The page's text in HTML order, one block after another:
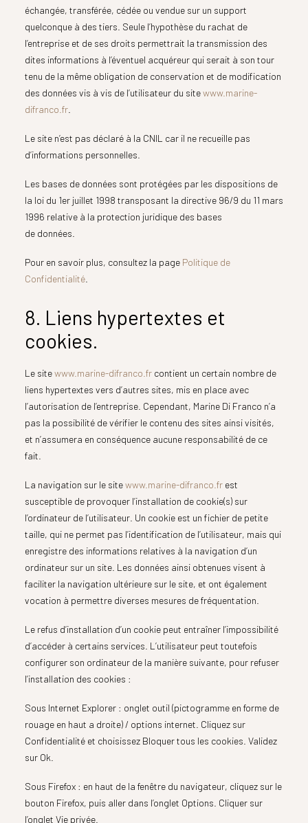
échangée, transférée, cédée ou vendue sur un support
quelconque à des tiers. Seule l’hypothèse du rachat de
l’entreprise et de ses droits permettrait la transmission des
dites informations à l’éventuel acquéreur qui serait à son tour
tenu de la même obligation de conservation et de modification
des données vis à vis de l’utilisateur du sitewww.marine-
difranco.fr
Le site n’est pas déclaré à la CNIL car il ne recueille pas
d’informations personnelles.
Les bases de données sont protégées par les dispositions de
la loi du 1er juillet 1998 transposant la directive 96/9 du 11 mars
1996 relative à la protection juridique des bases
de données.
Pour en savoir plus, consultez la page Politique de
Confidentialité
8. Liens hypertextes et
cookies.
Le sitewww.marine-difranco.fr contient un certain nombre de
liens hypertextes vers d’autres sites, mis en place avec
l’autorisation de l’entreprise. Cependant, Marine Di Franco n’a
pas la possibilité de vérifier le contenu des sites ainsi visités,
et n’assumera en conséquence aucune responsabilité de ce
fait.
La navigation sur le sitewww.marine-difranco.fr est
susceptible de provoquer l’installation de cookie(s) sur
l’ordinateur de l’utilisateur. Un cookie est un fichier de petite
taille, qui ne permet pas l’identification de l’utilisateur, mais qui
enregistre des informations relatives à la navigation d’un
ordinateur sur un site. Les données ainsi obtenues visent à
faciliter la navigation ultérieure sur le site, et ont également
vocation à permettre diverses mesures de fréquentation.
Le refus d’installation d’un cookie peut entraîner l’impossibilité
d’accéder à certains services. L’utilisateur peut toutefois
configurer son ordinateur de la manière suivante, pour refuser
l’installation des cookies :
Sous Internet Explorer : onglet outil (pictogramme en forme de
rouage en haut a droite) / options internet. Cliquez sur
Confidentialité et choisissez Bloquer tous les cookies. Validez
sur Ok.
Sous Firefox : en haut de la fenêtre du navigateur, cliquez sur le
bouton Firefox, puis aller dans l’onglet Options. Cliquer sur
l’onglet Vie privée.